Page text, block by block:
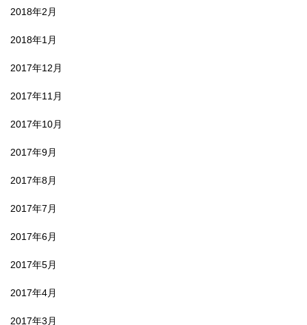
2018年2月
2018年1月
2017年12月
2017年11月
2017年10月
2017年9月
2017年8月
2017年7月
2017年6月
2017年5月
2017年4月
2017年3月